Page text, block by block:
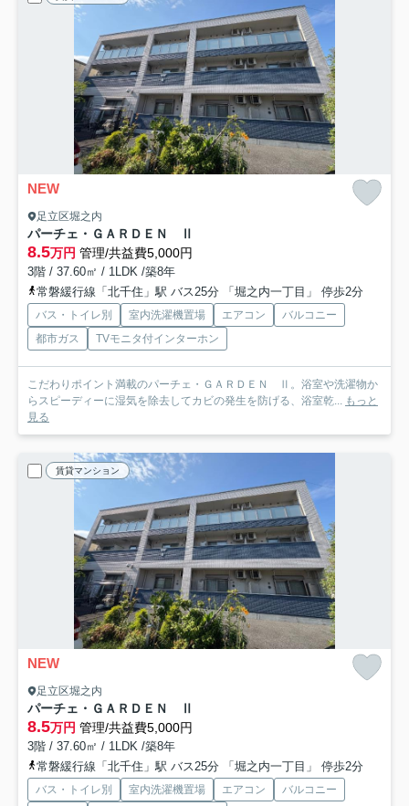
NEW
足立区堀之内
パーチェ・ＧＡＲＤＥＮ Ⅱ
8.5万円 管理/共益費5,000円
3階 / 37.60㎡ / 1LDK /築8年
常磐緩行線「北千住」駅 バス25分 「堀之内一丁目」 停歩2分
バス・トイレ別 室内洗濯機置場 エアコン
バルコニー
都市ガス
TVモニタ付インターホン
こだわりポイント満載のパーチェ・ＧＡＲＤＥＮ Ⅱ。浴室や洗濯物か
らスピーディーに湿気を除去してカビの発生を防げる、浴室乾... もっと
見る
賃貸マンション
NEW
足立区堀之内
パーチェ・ＧＡＲＤＥＮ Ⅱ
8.5万円 管理/共益費5,000円
3階 / 37.60㎡ / 1LDK /築8年
常磐緩行線「北千住」駅 バス25分 「堀之内一丁目」 停歩2分
バス・トイレ別 室内洗濯機置場 エアコン
バルコニー